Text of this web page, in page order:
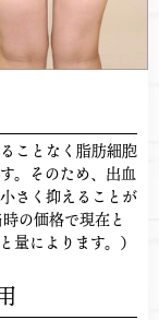
ことなく脂肪細胞
。そのため、出血
さく抑えることが
の価格で現在と
量によります。）